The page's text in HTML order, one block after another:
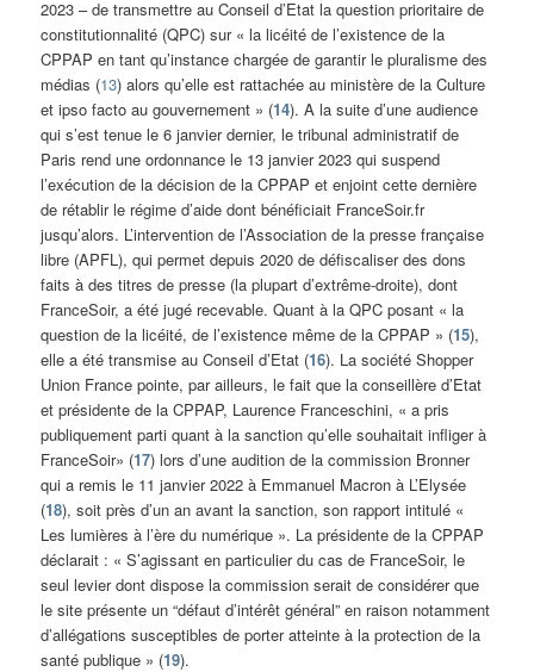
2023 – de transmettre au Conseil d’Etat la question prioritaire de
constitutionnalité (QPC) sur « la licéité de l’existence de la
CPPAP en tant qu’instance chargée de garantir le pluralisme des
médias (13) alors qu’elle est rattachée au ministère de la Culture
et ipso facto au gouvernement » (14). A la suite d’une audience
qui s’est tenue le 6 janvier dernier, le tribunal administratif de
Paris rend une ordonnance le 13 janvier 2023 qui suspend
l’exécution de la décision de la CPPAP et enjoint cette dernière
de rétablir le régime d’aide dont bénéficiait FranceSoir.fr
jusqu’alors. L’intervention de l’Association de la presse française
libre (APFL), qui permet depuis 2020 de défiscaliser des dons
faits à des titres de presse (la plupart d’extrême-droite), dont
FranceSoir, a été jugé recevable. Quant à la QPC posant « la
question de la licéité, de l’existence même de la CPPAP » (15),
elle a été transmise au Conseil d’Etat (16). La société Shopper
Union France pointe, par ailleurs, le fait que la conseillère d’Etat
et présidente de la CPPAP, Laurence Franceschini, « a pris
publiquement parti quant à la sanction qu’elle souhaitait infliger à
FranceSoir» (17) lors d’une audition de la commission Bronner
qui a remis le 11 janvier 2022 à Emmanuel Macron à L’Elysée
(18), soit près d’un an avant la sanction, son rapport intitulé «
Les lumières à l’ère du numérique ». La présidente de la CPPAP
déclarait : « S’agissant en particulier du cas de FranceSoir, le
seul levier dont dispose la commission serait de considérer que
le site présente un “défaut d’intérêt général” en raison notamment
d’allégations susceptibles de porter atteinte à la protection de la
santé publique » (19).